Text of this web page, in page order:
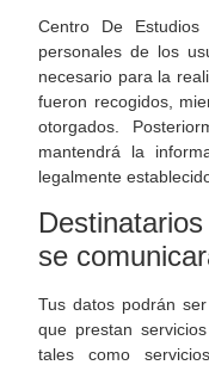
Centro De
personales de los
necesario para la
fueron recogidos,
otorgados.
mantendrá la
legalmente
se
Tus datos podrán
que prestan
tales como